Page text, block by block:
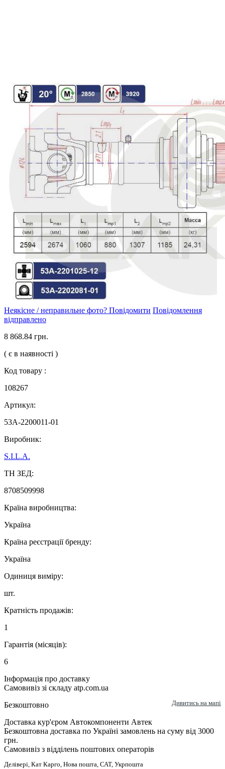
Неякісне / неправильне фото? Повідомити Повідомлення
відправлено
8 868.84 грн.
( є в наявності )
Код товару :
108267
Артикул:
53А-2200011-01
Виробник:
S.I.L.A.
ТН ЗЕД:
8708509998
Країна виробництва:
Україна
Країна реєстрації бренду:
Україна
Одиниця виміру:
шт.
Кратність продажів:
1
Гарантія (місяців):
6
Інформація про доставку
Самовивіз зі складу atp.com.ua
Безкоштовно
Дивитись на мапі
Доставка кур'єром Автокомпоненти Автек
Безкоштовна доставка по Україні замовлень на суму від 3000
грн.
Самовивіз з відділень поштових операторів
Делівері, Кат Карго, Нова пошта, САТ, Укрпошта